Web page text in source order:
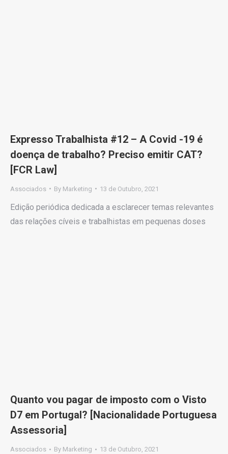
Expresso Trabalhista #12 – A Covid -19 é
doença de trabalho? Preciso emitir CAT?
[FCR Law]
Associados By Marketing 13 de Outubro, 2021
Edição periódica dedicada a esclarecer temas relevantes
das relações cíveis e trabalhistas em pequenas doses
Quanto vou pagar de imposto com o Visto
D7 em Portugal? [Nacionalidade Portuguesa
Assessoria]
Associados By Marketing 13 de Outubro, 2021